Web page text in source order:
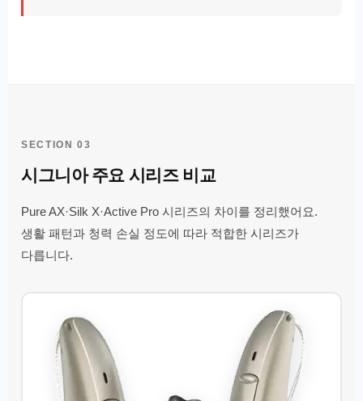
SECTION 03
시그니아 주요 시리즈 비교
Pure AX·Silk X·Active Pro 시리즈의 차이를 정리했어요.
생활 패턴과 청력 손실 정도에 따라 적합한 시리즈가
다릅니다.